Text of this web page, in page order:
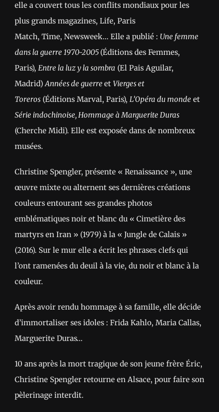
elle a couvert tous les conflits mondiaux pour les
plus grands magazines, Life, Paris
Match, Time, Newsweek… Elle a publié : Une femme
dans la guerre 1970-2005 (Éditions des Femmes,
Paris), Entre la luz y la sombra (El Pais Aguilar,
Madrid)Années de guerre et Vierges et
Toreros (Éditions Marval, Paris), L’Opéra du monde et
Série indochinoise, Hommage à Marguerite Duras
(Cherche Midi). Elle est exposée dans de nombreux
musées.
Christine Spengler, présente « Renaissance », une
œuvre mixte ou alternent ses dernières créations
couleurs entourant ses grandes photos
emblématiques noir et blanc du « Cimetière des
martyrs en Iran » (1979) à la « Jungle de Calais »
(2016). Sur le mur elle a écrit les phrases clefs qui
l’ont ramenées du deuil à la vie, du noir et blanc à la
couleur.
Après avoir rendu hommage à sa famille, elle décide
d’immortaliser ses idoles : Frida Kahlo, Maria Callas,
Marguerite Duras…
10 ans après la mort tragique de son jeune frère Éric,
Christine Spengler retourne en Alsace, pour faire son
pèlerinage interdit.